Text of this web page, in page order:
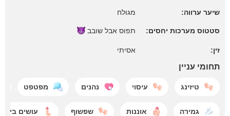
שיער ערווה: מגולח
סטטוס מערכות יחסים: תפוס אבל שובב
זין: אסיתי
תחומי עניין
טיזינג עיסוי נהנים מפטפט
גמירה אוננות שפשוף עושים ביד